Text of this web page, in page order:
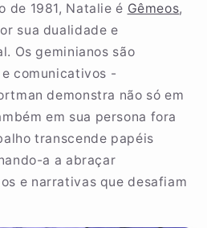
de 1981, Natalie é Gêmeos,
sua dualidade e
Os geminianos são
comunicativos -
demonstra não só em
em sua persona fora
transcende papéis
a a abraçar
e narrativas que desafiam